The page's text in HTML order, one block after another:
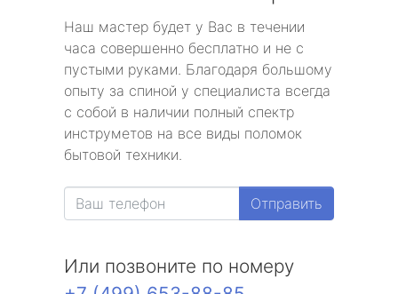
Наш мастер будет у Вас в течении
часа совершенно бесплатно и не с
пустыми руками. Благодаря большому
опыту за спиной у специалиста всегда
с собой в наличии полный спектр
инструметов на все виды поломок
бытовой техники.
Отправить
Или позвоните по номеру